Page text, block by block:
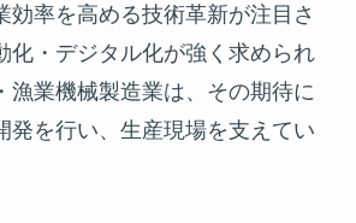
効率を高める技術革新が注目さ
化・デジタル化が強く求められ
漁業機械製造業は、その期待に
発を行い、生産現場を支えてい